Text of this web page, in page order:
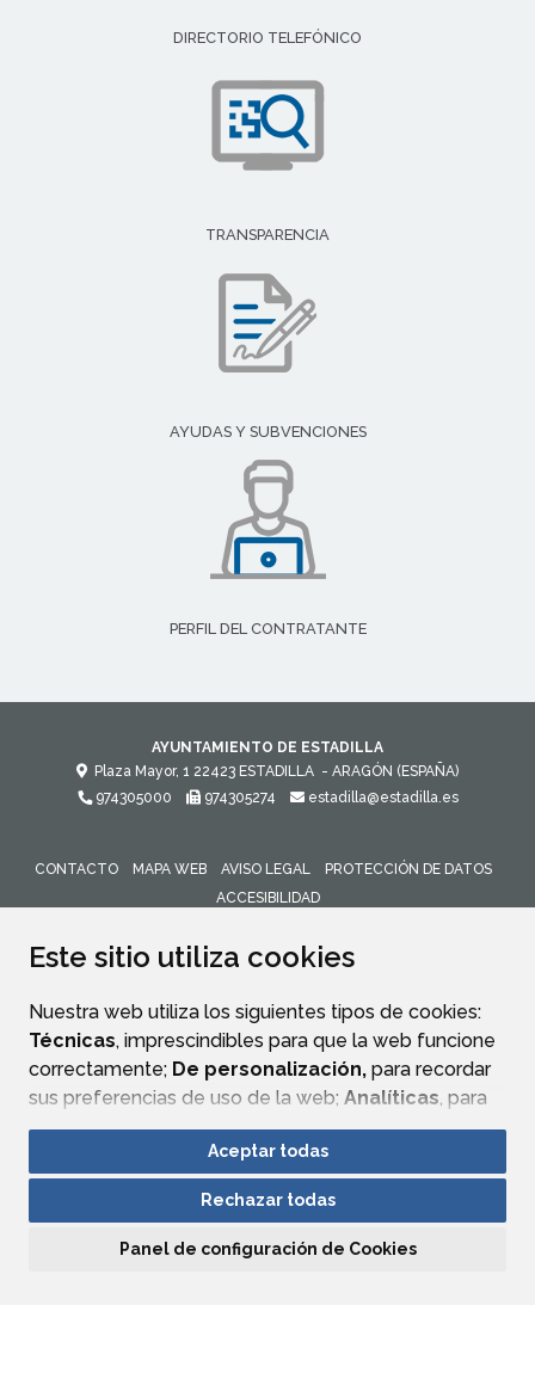
Este sitio utiliza cookies
Nuestra web utiliza los siguientes tipos de cookies:
Técnicas, imprescindibles para que la web funcione
correctamente; De personalización, para recordar
sus preferencias de uso de la web; Analíticas, para
mejorar el funcionamiento de la web y sus servicios.
Si acepta pulsando el botón“Aceptar todas”
consideramos que acepta su uso. Si pulsa el botón
ninguna acción, se guardarán las cookies técnicas
Aceptar todas
Rechazar todas
Panel de configuración de Cookies
DIRECTORIO TELEFÓNICO
TRANSPARENCIA
AYUDAS Y SUBVENCIONES
PERFIL DEL CONTRATANTE
AYUNTAMIENTO DE ESTADILLA
Plaza Mayor, 1 22423 ESTADILLA - ARAGÓN (ESPAÑA)
974305000
974305274 estadilla@estadilla.es
CONTACTO MAPA WEB AVISO LEGAL
PROTECCIÓN DE DATOS
ACCESIBILIDAD